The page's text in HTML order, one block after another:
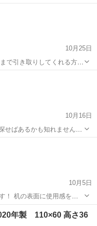
奥行き約75cm ・国府
10月25日
で引き取りしてくれる方お
10月16日
せばあるかも知れません
ズ（恐らく熱いものを乗せ
10月5日
を感
ご興味のある方はお気軽に
よろしくお願いします
年製 110×60 高さ36